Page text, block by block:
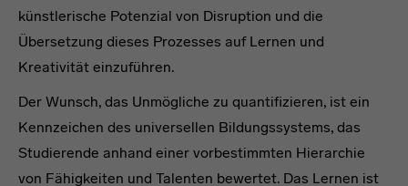
künstlerische Potenzial von Disruption und die
Übersetzung dieses Prozesses auf Lernen und
Kreativität einzuführen.
Der Wunsch, das Unmögliche zu quantifizieren, ist ein
Kennzeichen des universellen Bildungssystems, das
Studierende anhand einer vorbestimmten Hierarchie
von Fähigkeiten und Talenten bewertet. Das Lernen ist